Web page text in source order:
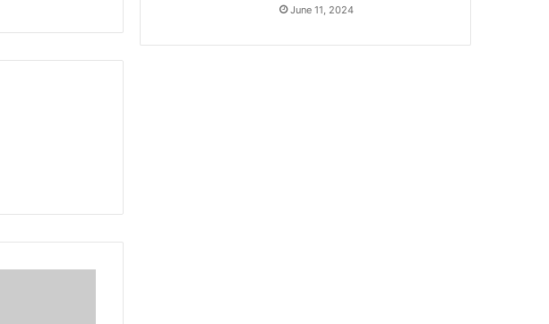
June 11, 2024